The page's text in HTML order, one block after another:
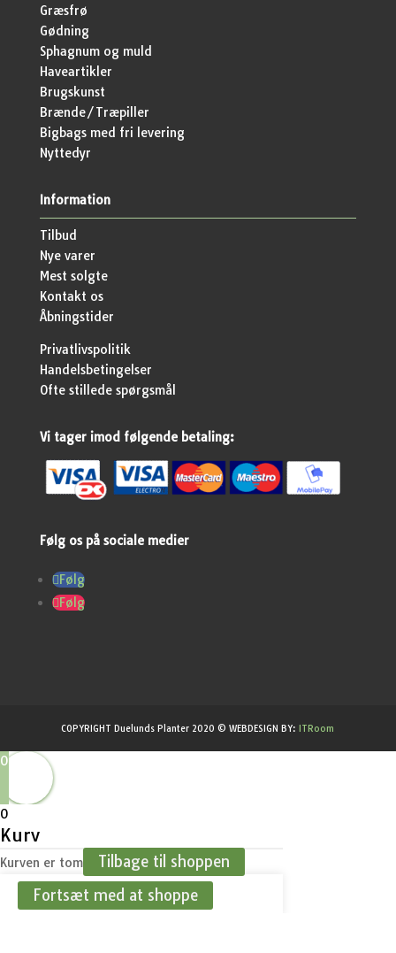
Græsfrø
Gødning
Sphagnum og muld
Haveartikler
Brugskunst
Brænde/Træpiller
Bigbags med fri levering
Nyttedyr
Information
Tilbud
Nye varer
Mest solgte
Kontakt os
Åbningstider
Privatlivspolitik
Handelsbetingelser
Ofte stillede spørgsmål
Vi tager imod følgende betaling:
Følg os på sociale medier
Følg
Følg
COPYRIGHT Duelunds Planter 2020 © WEBDESIGN BY: ITRoom
0
0
Kurv
Kurven er tom
Tilbage til shoppen
Fortsæt med at shoppe